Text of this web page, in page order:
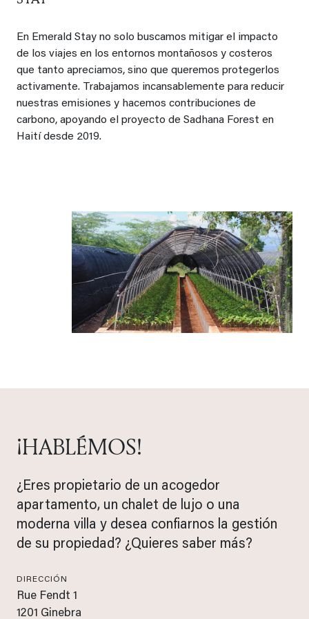
En Emerald Stay no solo buscamos mitigar el impacto
de los viajes en los entornos montañosos y costeros
que tanto apreciamos, sino que queremos protegerlos
activamente. Trabajamos incansablemente para reducir
nuestras emisiones y hacemos contribuciones de
carbono, apoyando el proyecto de Sadhana Forest en
Haití desde 2019.
¡HABLÉMOS!
¿Eres propietario de un acogedor
apartamento, un chalet de lujo o una
moderna villa y desea confiarnos la gestión
de su propiedad? ¿Quieres saber más?
DIRECCIÓN
Rue Fendt 1
1201 Ginebra